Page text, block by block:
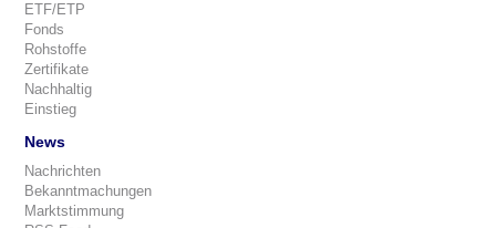
ETF/ETP
Fonds
Rohstoffe
Zertifikate
Nachhaltig
Einstieg
News
Nachrichten
Bekanntmachungen
Marktstimmung